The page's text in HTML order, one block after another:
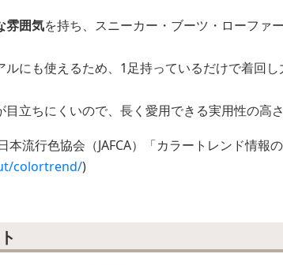
雰囲気を持ち、スニーカー・ブーツ・ローファ
にも使えるため、1足持っているだけで着回し
立ちにくいので、長く愛用できる実用性の高
流行色協会（JAFCA）「カラートレンド情報
colortrend/)